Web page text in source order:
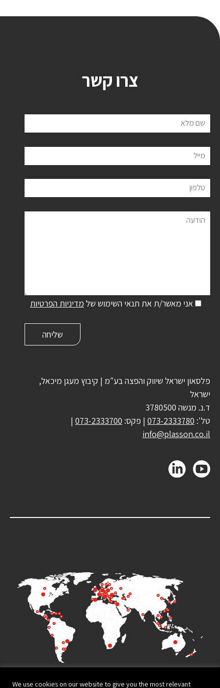
צרו קשר
שם מלא
מייל
טלפון
הודעה
אני מאשר/ת את תנאי השימוש של מדיניות הפרטיות
פלסאון ישראל שיווק והפצה בע"מ | קיבוץ מעגן מיכאל,
ישראל
ד.נ. מנשה 3780500
טל': 073-2333780 | פקס: 073-2333700
|
info@plasson.co.il
We use cookies on our website to give you the most relevant